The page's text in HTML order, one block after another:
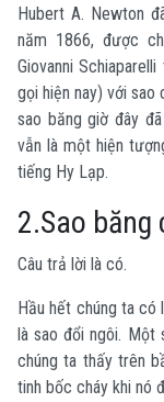
Hubert A. Newton
năm 1866, được
Giovanni
gọi hiện nay) với
sao băng giờ đây
vẫn là một hiện
tiếng Hy Lạp.
2.Sao băng
Câu trả lời là có.
Hầu hết chúng ta có
là sao đổi ngôi.
chúng ta thấy trên
tinh bốc cháy khi nó